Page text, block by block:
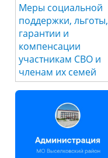
Меры социальной
поддержки, льготы,
гарантии и
компенсации
участникам СВО и
членам их семей